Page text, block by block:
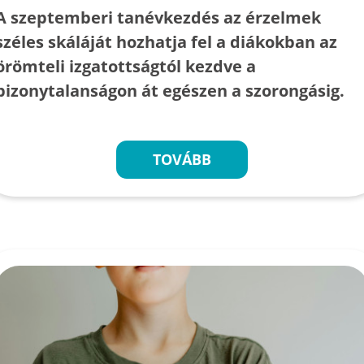
szeptemberi tanévkezdés az érzelmek
skáláját hozhatja fel a diákokban az
izgatottságtól kezdve a
át egészen a szorongásig.
TOVÁBB